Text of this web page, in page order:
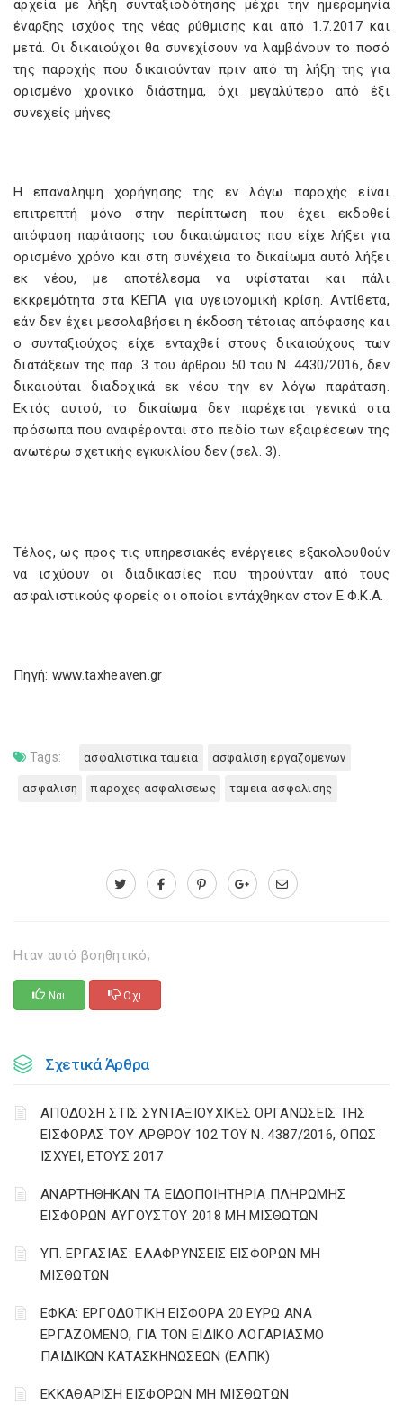
αρχεία με λήξη συνταξιοδότησης μέχρι την ημερομηνία
έναρξης ισχύος της νέας ρύθμισης και από 1.7.2017 και
μετά. Οι δικαιούχοι θα συνεχίσουν να λαμβάνουν το ποσό
της παροχής που δικαιούνταν πριν από τη λήξη της για
ορισμένο χρονικό διάστημα, όχι μεγαλύτερο από έξι
συνεχείς μήνες.
Η επανάληψη χορήγησης της εν λόγω παροχής είναι
επιτρεπτή μόνο στην περίπτωση που έχει εκδοθεί
απόφαση παράτασης του δικαιώματος που είχε λήξει για
ορισμένο χρόνο και στη συνέχεια το δικαίωμα αυτό λήξει
εκ νέου, με αποτέλεσμα να υφίσταται και πάλι
εκκρεμότητα στα ΚΕΠΑ για υγειονομική κρίση. Αντίθετα,
εάν δεν έχει μεσολαβήσει η έκδοση τέτοιας απόφασης και
ο συνταξιούχος είχε ενταχθεί στους δικαιούχους των
διατάξεων της παρ. 3 του άρθρου 50 του Ν. 4430/2016, δεν
δικαιούται διαδοχικά εκ νέου την εν λόγω παράταση.
Εκτός αυτού, το δικαίωμα δεν παρέχεται γενικά στα
πρόσωπα που αναφέρονται στο πεδίο των εξαιρέσεων της
ανωτέρω σχετικής εγκυκλίου δεν (σελ. 3).
Τέλος, ως προς τις υπηρεσιακές ενέργειες εξακολουθούν
να ισχύουν οι διαδικασίες που τηρούνταν από τους
ασφαλιστικούς φορείς οι οποίοι εντάχθηκαν στον Ε.Φ.Κ.Α.
Πηγή: www.taxheaven.gr
Tags: ασφαλιστικα ταμεια ασφαλιση εργαζομενων
ασφαλιση παροχες ασφαλισεως ταμεια ασφαλισης
Ηταν αυτό βοηθητικό;
Ναι Οχι
Σχετικά Άρθρα
ΑΠΟΔΟΣΗ ΣΤΙΣ ΣΥΝΤΑΞΙΟΥΧΙΚΕΣ ΟΡΓΑΝΩΣΕΙΣ ΤΗΣ
ΕΙΣΦΟΡΑΣ ΤΟΥ ΑΡΘΡΟΥ 102 ΤΟΥ Ν. 4387/2016, ΟΠΩΣ
ΙΣΧΥΕΙ, ΕΤΟΥΣ 2017
ΑΝΑΡΤΗΘΗΚΑΝ ΤΑ ΕΙΔΟΠΟΙΗΤΗΡΙΑ ΠΛΗΡΩΜΗΣ
ΕΙΣΦΟΡΩΝ ΑΥΓΟΥΣΤΟΥ 2018 ΜΗ ΜΙΣΘΩΤΩΝ
ΥΠ. ΕΡΓΑΣΙΑΣ: ΕΛΑΦΡΥΝΣΕΙΣ ΕΙΣΦΟΡΩΝ ΜΗ
ΜΙΣΘΩΤΩΝ
ΕΦΚΑ: ΕΡΓΟΔΟΤΙΚΗ ΕΙΣΦΟΡΑ 20 ΕΥΡΩ ΑΝΑ
ΕΡΓΑΖΟΜΕΝΟ, ΓΙΑ ΤΟΝ ΕΙΔΙΚΟ ΛΟΓΑΡΙΑΣΜΟ
ΠΑΙΔΙΚΩΝ ΚΑΤΑΣΚΗΝΩΣΕΩΝ (ΕΛΠΚ)
ΕΚΚΑΘΑΡΙΣΗ ΕΙΣΦΟΡΩΝ ΜΗ ΜΙΣΘΩΤΩΝ